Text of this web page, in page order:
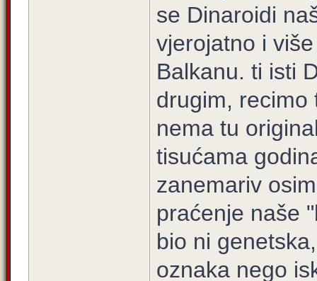
se Dinaroidi
vjerojatno i
Balkanu. ti isti
drugim, recimo
nema tu
tisućama
zanemariv
praćenje naše
bio ni
oznaka nego